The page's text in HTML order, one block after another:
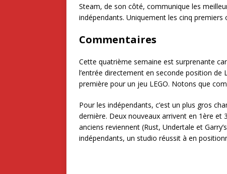
Steam, de son côté, communique les
indépendants. Uniquement les cinq premiers
Commentaires
Cette quatrième semaine est surprenante
l’entrée directement en seconde position de
première pour un jeu LEGO. Notons que
Pour les indépendants, c’est un plus gros
dernière. Deux nouveaux arrivent en 1ère
anciens reviennent (Rust, Undertale et
indépendants, un studio réussit à en